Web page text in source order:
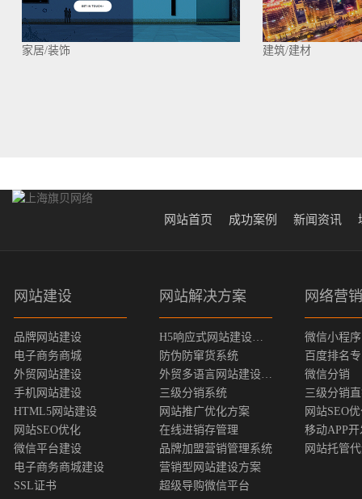
家居/装饰 建筑/建材
网站首页 成功案例 新闻资讯
网站建设
品牌网站建设
电子商务商城
外贸网站建设
手机网站建设
HTML5网站建设
网站SEO优化
微信平台建设
电子商务商城建设
SSL证书
网站解决方案
防伪防窜货系统
三级分销系统
网站推广优化方案
在线进销存管理
品牌加盟营销管理系统
营销型网站建设方案
超级导购微信平台
网络营销
微信小程序
百度排名
微信分销
三级分销
网站SEO
移动APP开
网站托管